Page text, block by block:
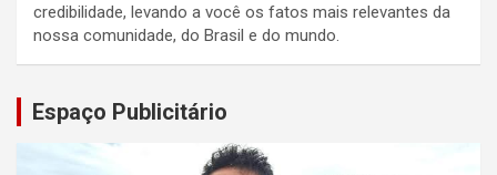
credibilidade, levando a você os fatos mais relevantes da
nossa comunidade, do Brasil e do mundo.
Espaço Publicitário